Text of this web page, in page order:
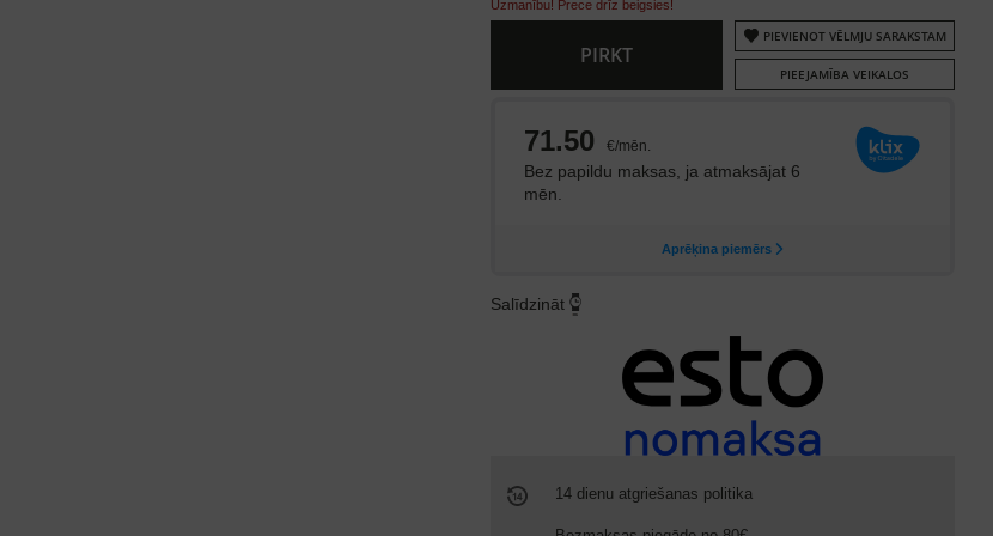
Uzmanību! Prece drīz beigsies!
PIRKT
PIEVIENOT VĒLMJU SARAKSTAM
PIEEJAMĪBA VEIKALOS
Salīdzināt
14 dienu atgriešanas politika